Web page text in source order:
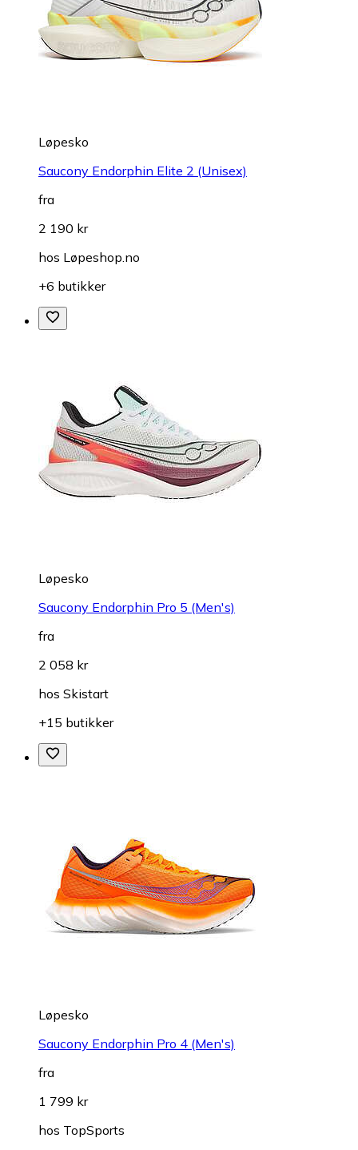
Løpesko
Saucony Endorphin Elite 2 (Unisex)
fra
2 190 kr
hos Løpeshop.no
+6 butikker
Løpesko
Saucony Endorphin Pro 5 (Men's)
fra
2 058 kr
hos Skistart
+15 butikker
Løpesko
Saucony Endorphin Pro 4 (Men's)
fra
1 799 kr
hos TopSports